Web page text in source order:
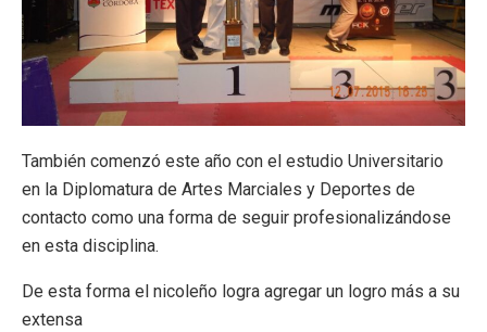
También comenzó este año con el estudio Universitario
en la Diplomatura de Artes Marciales y Deportes de
contacto como una forma de seguir profesionalizándose
en esta disciplina.
De esta forma el nicoleño logra agregar un logro más a su
extensa